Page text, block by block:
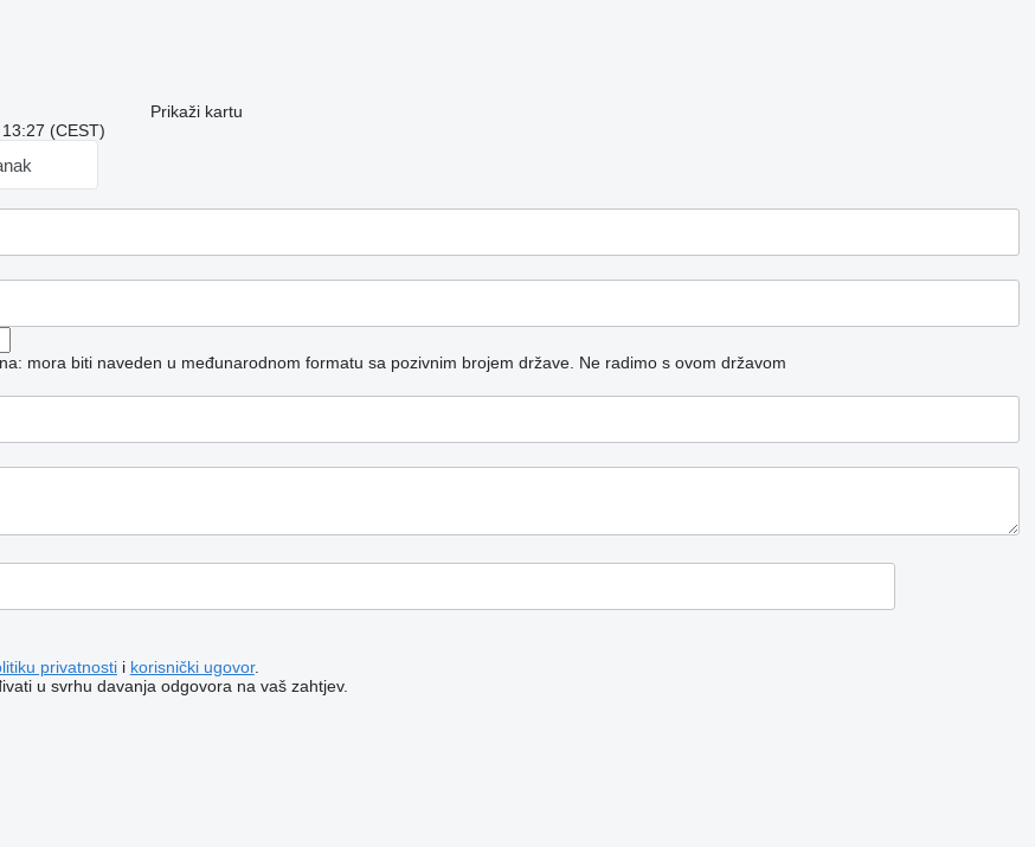
Prikaži kartu
(CEST)
mora biti naveden u međunarodnom formatu sa pozivnim brojem države. Ne radimo s ovom državom
privatnostii korisnički ugovor.
​​u svrhu davanja odgovora na vaš zahtjev.